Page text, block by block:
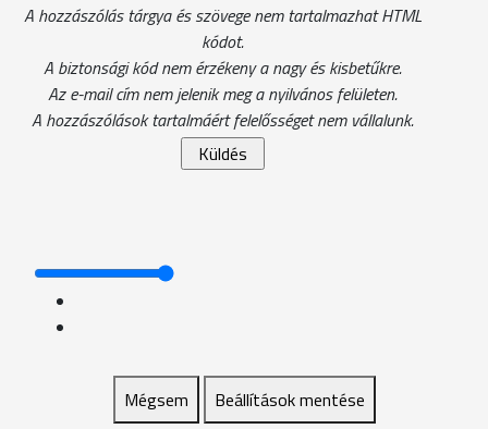
A hozzászólás tárgya és szövege nem tartalmazhat HTML
kódot.
A biztonsági kód nem érzékeny a nagy és kisbetűkre.
Az e-mail cím nem jelenik meg a nyilvános felületen.
A hozzászólások tartalmáért felelősséget nem vállalunk.
Mégsem Beállítások mentése